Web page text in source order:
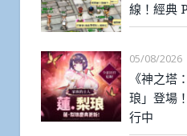
線！經典
05/08/2026
《神之
琅」登場
行中